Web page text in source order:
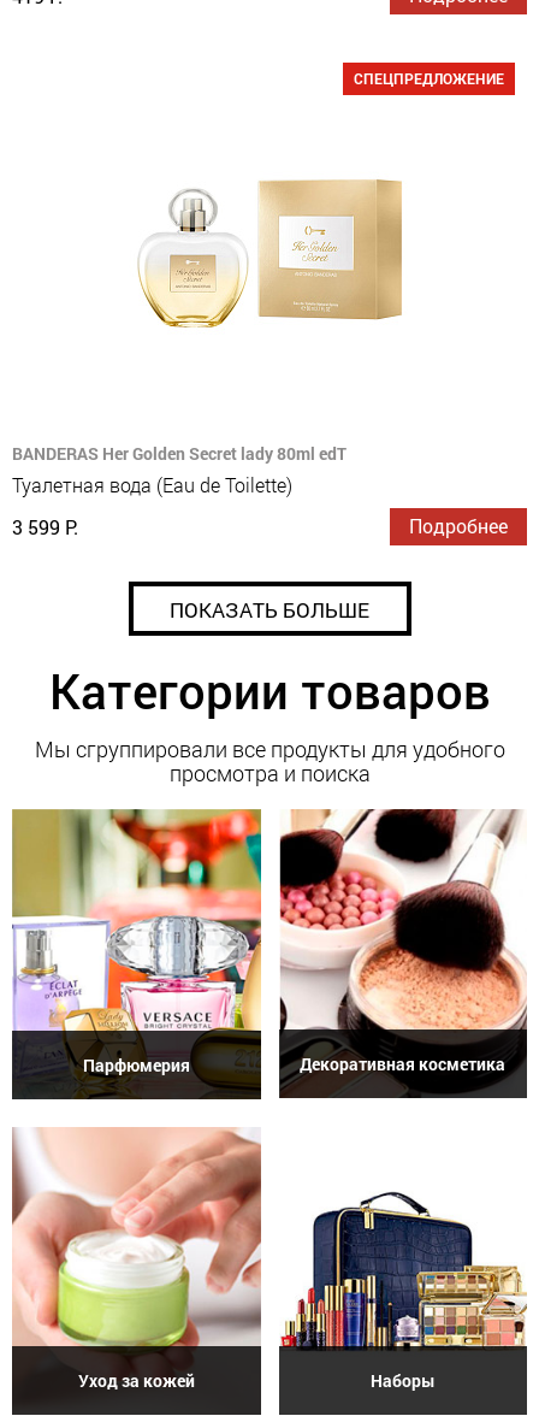
СПЕЦПРЕДЛОЖЕНИЕ
BANDERAS Her Golden Secret lady 80ml edT
Туалетная вода (Eau de Toilette)
3 599 Р.
Подробнее
ПОКАЗАТЬ БОЛЬШЕ
Категории товаров
Мы сгруппировали все продукты для удобного
просмотра и поиска
Парфюмерия Декоративная косметика
Уход за кожей Наборы